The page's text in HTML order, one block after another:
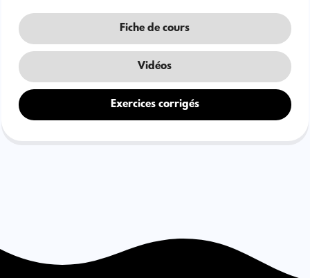
Fiche de cours
Vidéos
Exercices corrigés